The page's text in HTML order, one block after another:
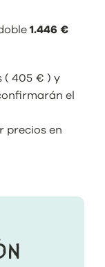
1.446 €
( 405 € ) y
el
precios en